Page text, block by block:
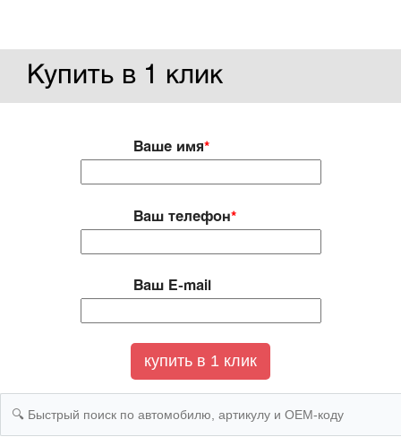
Купить в 1 клик
Ваше имя*
Ваш телефон*
Ваш E-mail